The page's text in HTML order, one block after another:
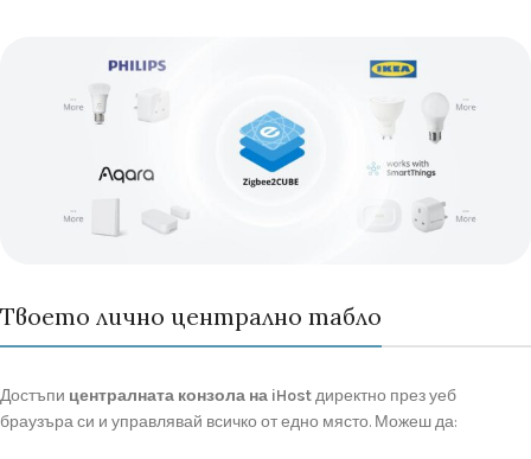
Твоето лично централно табло
Достъпи централната конзола на iHostдиректно презуеб
браузъраси и управлявай всичко отедно място. Можешда: